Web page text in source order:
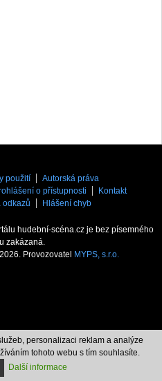
použití
Autorská práva
o přístupnosti
Kontakt
odkazů Hlášení chyb
hudební-scéna.cz je bez písemného
zakázaná.
Provozovatel MYPS, s.r.o.
personalizaci reklam a analýze
tohoto webu s tím souhlasíte.
Další informace